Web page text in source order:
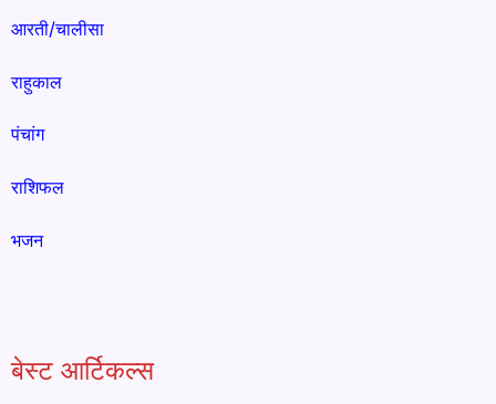
आरती/चालीसा
राहुकाल
पंचांग
राशिफल
भजन
बेस्ट आर्टिकल्स